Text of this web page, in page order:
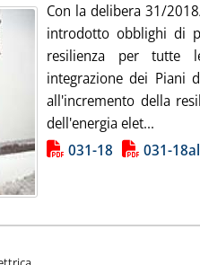
Con la delibera 31/
introdotto obblighi di
resilienza per tutte
integrazione dei Piani
all'incremento della
dell'energia elet...
alla notizia
031-18 031-